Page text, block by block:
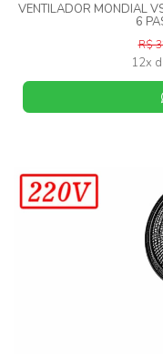
VENTILADOR MONDIAL
6
R$
12x